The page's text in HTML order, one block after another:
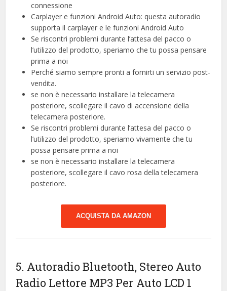
connessione
Carplayer e funzioni Android Auto: questa autoradio
supporta il carplayer e le funzioni Android Auto
Se riscontri problemi durante l’attesa del pacco o
l’utilizzo del prodotto, speriamo che tu possa pensare
prima a noi
Perché siamo sempre pronti a fornirti un servizio post-
vendita.
se non è necessario installare la telecamera
posteriore, scollegare il cavo di accensione della
telecamera posteriore.
Se riscontri problemi durante l’attesa del pacco o
l’utilizzo del prodotto, speriamo vivamente che tu
possa pensare prima a noi
se non è necessario installare la telecamera
posteriore, scollegare il cavo rosa della telecamera
posteriore.
ACQUISTA DA AMAZON
5. Autoradio Bluetooth, Stereo Auto
Radio Lettore MP3 Per Auto LCD 1